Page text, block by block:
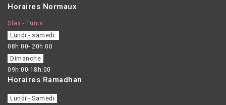
Horaires Normaux
Sfax - Tunis
Lundi - samedi
08h:00- 20h:00
Dimanche
09h:00-18h:00
Horaires Ramadhan
Lundi - Samedi